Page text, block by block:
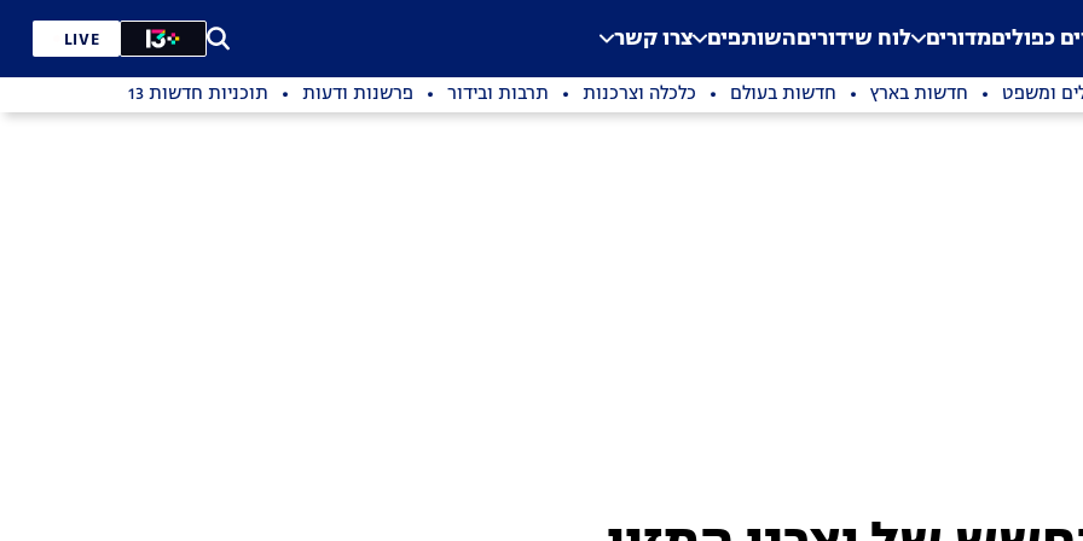
Application error: a
. כפוליםמדורים לוח שידוריםהשותפים צרו קשר LIVE
ומשפט חדשות בארץ חדשות בעולם כלכלה וצרכנות תרבות ובידור פרשנות ודעות תוכניות חדשות 13